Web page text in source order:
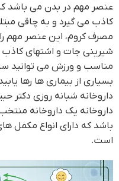
عنصر مهم در بدن می باشد
کاذب می گیرد و به چاقی
مصرف کروم، این عنصر مهم
شیرینی جات و اشتهای کاذب
مناسب و ورزش می توانید
بسیاری از بیماری ها رها
داروخانه شبانه روزی دکتر
داروخانه یک داروخانه
باشد که دارای انواع
است.